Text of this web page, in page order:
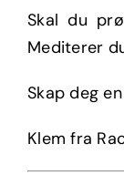
Skal du
Mediterer
Skap deg
Klem fra